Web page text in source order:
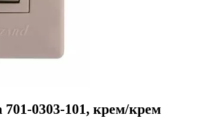
0303-101, крем/крем